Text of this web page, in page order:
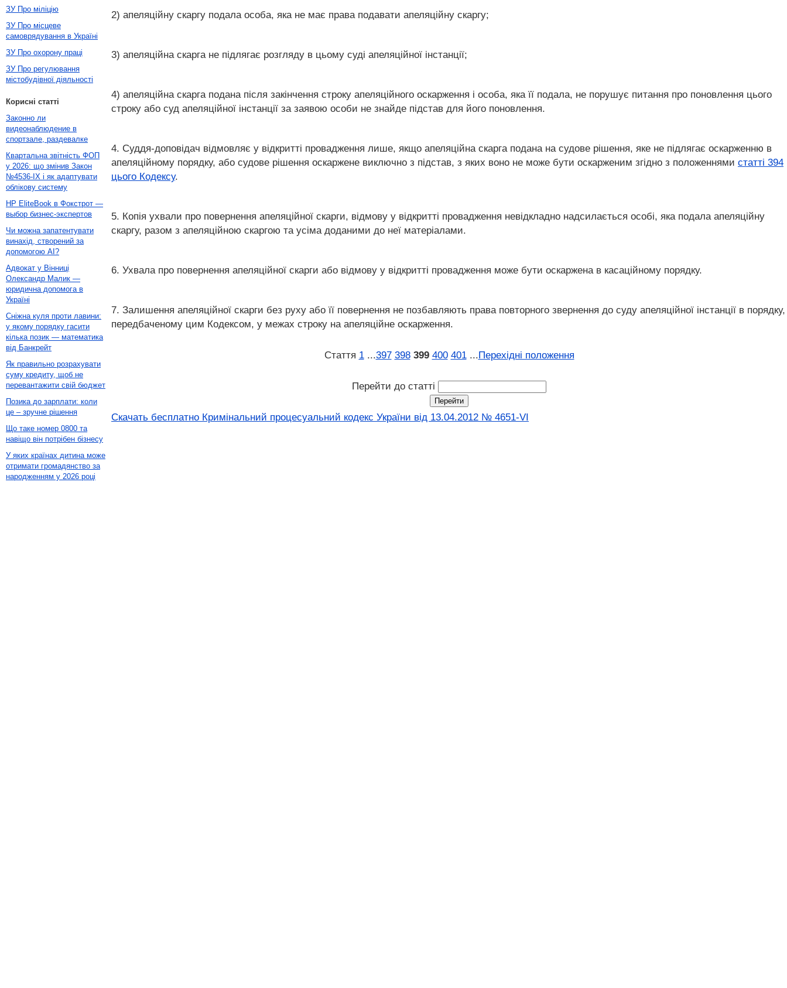
2) апеляційну скаргу подала особа, яка не має права подавати апеляційну скаргу;
3) апеляційна скарга не підлягає розгляду в цьому суді апеляційної інстанції;
4) апеляційна скарга подана після закінчення строку апеляційного оскарження і особа, яка її подала, не порушує питання про поновлення цього
строку або суд апеляційної інстанції за заявою особи не знайде підстав для його поновлення.
4. Суддя-доповідач відмовляє у відкритті провадження лише, якщо апеляційна скарга подана на судове рішення, яке не підлягає оскарженню в
апеляційному порядку, або судове рішення оскаржене виключно з підстав, з яких воно не може бути оскарженим згідно з положеннями статті 394
цього Кодексу.
5. Копія ухвали про повернення апеляційної скарги, відмову у відкритті провадження невідкладно надсилається особі, яка подала апеляційну
скаргу, разом з апеляційною скаргою та усіма доданими до неї матеріалами.
6. Ухвала про повернення апеляційної скарги або відмову у відкритті провадження може бути оскаржена в касаційному порядку.
7. Залишення апеляційної скарги без руху або її повернення не позбавляють права повторного звернення до суду апеляційної інстанції в порядку,
передбаченому цим Кодексом, у межах строку на апеляційне оскарження.
Стаття 1 ...397 398 399 400 401 ...Перехідні положення
Перейти до статті
Скачать бесплатно Кримінальний процесуальний кодекс України від 13.04.2012 № 4651-VI
ЗУ Про міліцію
ЗУ Про місцеве
самоврядування в Україні
ЗУ Про охорону праці
ЗУ Про регулювання
містобудівної діяльності
Корисні статті
Законно ли
видеонаблюдение в
спортзале, раздевалке
Квартальна звітність ФОП
у 2026: що змінив Закон
№4536-IX і як адаптувати
облікову систему
HP EliteBook в Фокстрот —
выбор бизнес-экспертов
Чи можна запатентувати
винахід, створений за
допомогою AI?
Адвокат у Вінниці
Олександр Малик —
юридична допомога в
Україні
Сніжна куля проти лавини:
у якому порядку гасити
кілька позик — математика
від Банкрейт
Як правильно розрахувати
суму кредиту, щоб не
перевантажити свій бюджет
Позика до зарплати: коли
це – зручне рішення
Що таке номер 0800 та
навіщо він потрібен бізнесу
У яких країнах дитина може
отримати громадянство за
народженням у 2026 році